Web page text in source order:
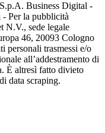
Business Digital -
Per la pubblicità
N.V., sede legale
46, 20093 Cologno
personali trasmessi e/o
all’addestramento di
È altresì fatto divieto
data scraping.